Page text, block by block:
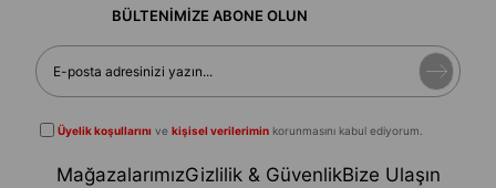
BÜLTENİMİZE ABONE OLUN
Üyelik koşullarını vekişisel verilerimin korunmasını kabul ediyorum.
MağazalarımızGizlilik & GüvenlikBize Ulaşın